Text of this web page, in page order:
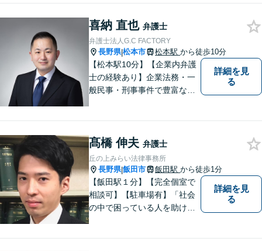
根ざした弁護士】もし何かお
困りな事がございましたらお
気軽にご相談ください。
喜納 直也 弁護士
弁護士法人G.C FACTORY
長野県|松本市 松本駅 から徒歩10分
【松本駅10分】【企業内弁護
士の経験あり】企業法務・一
般民事・刑事事件で豊富な実
供します。
詳細を見
る
髙橋 伸夫 弁護士
丘の上みらい法律事務所
長野県|飯田市 飯田駅 から徒歩1分
【飯田駅１分】【完全個室で
相談可】【駐車場有】「社会
の中で困っている人を助けた
詳細を見
る